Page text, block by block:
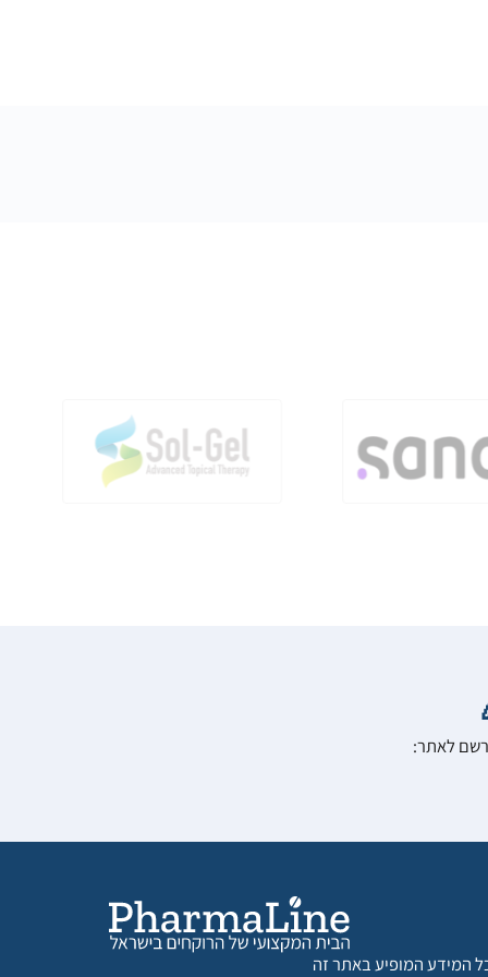
לאתר:
המידע המופיע באתר זה